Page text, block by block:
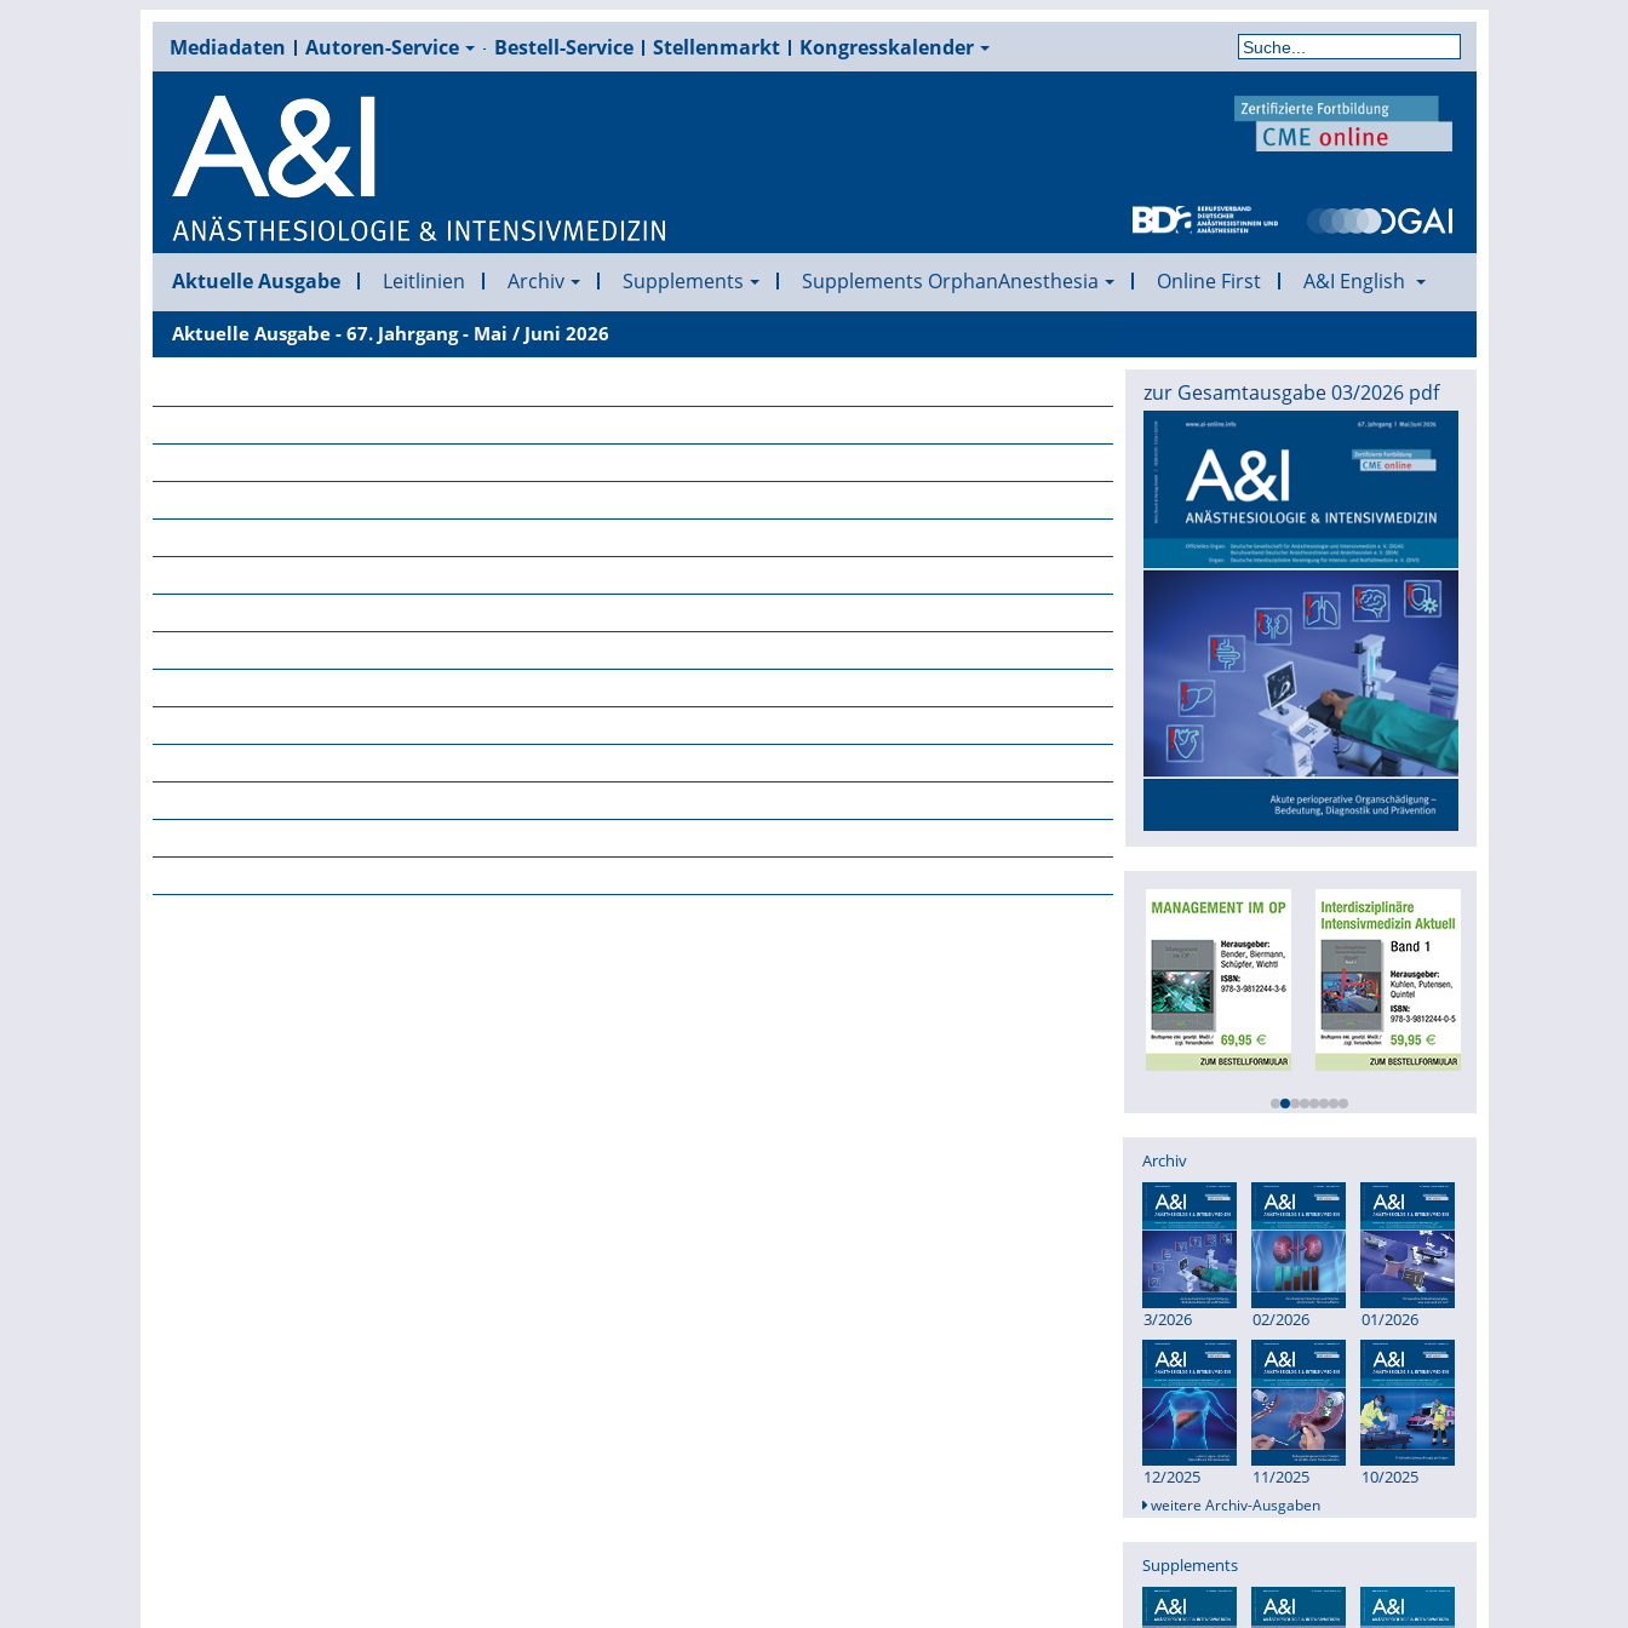
Mediadaten Autoren-Service Bestell-Service Stellenmarkt Kongresskalender
Aktuelle Ausgabe Leitlinien Archiv Supplements Supplements OrphanAnesthesia Online First A&I English
Aktuelle Ausgabe - 67. Jahrgang - Mai / Juni 2026
zur Gesamtausgabe 03/2026 pdf
Archiv
3/2026 02/2026 01/2026
12/2025 11/2025 10/2025
weitere Archiv-Ausgaben
Supplements